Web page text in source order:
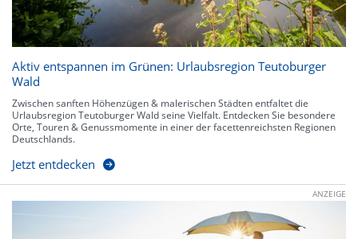
Aktiv entspannen im Grünen: Urlaubsregion Teutoburger
Wald
Zwischen sanften Höhenzügen & malerischen Städten entfaltet die
Urlaubsregion Teutoburger Wald seine Vielfalt. Entdecken Sie besondere
Orte, Touren & Genussmomente in einer der facettenreichsten Regionen
Deutschlands.
Jetzt entdecken
ANZEIGE